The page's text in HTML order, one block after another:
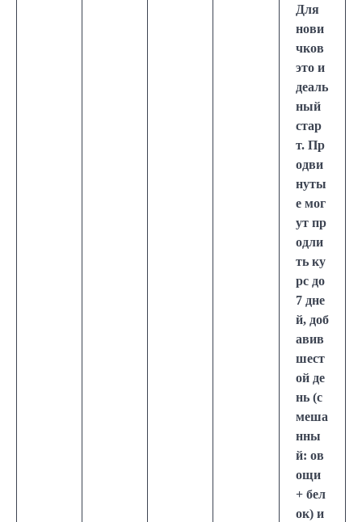
Для
нови
чков
это и
деаль
ный
стар
т. Пр
одви
нуты
е мог
ут пр
одли
ть ку
рс до
7 дне
й, доб
авив
шест
ой де
нь (с
меша
нны
й: ов
ощи
+ бел
ок) и